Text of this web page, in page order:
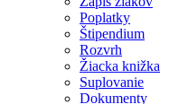
Poplatky
Štipendium
Rozvrh
Žiacka knižka
Suplovanie
Dokumenty